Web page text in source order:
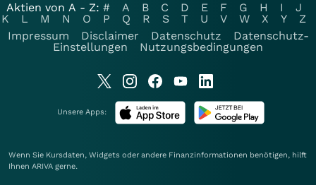
Aktien von A - Z: # A B C D E F G H I
J
K
L M N O P Q R S T U V W X Y
Z
Impressum
Disclaimer Datenschutz
Datenschutz-
Einstellungen
Nutzungsbedingungen
Unsere Apps:
Wenn Sie Kursdaten, Widgets oder andere Finanzinformationen benötigen, hilft
Ihnen ARIVA gerne.